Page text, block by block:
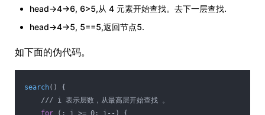
head->4->6, 6>5,从 4 元素开始查找。去下一层查找.
head->4->5, 5==5,返回节点5.
如下面的伪代码。
search() {
/// i 表示层数，从最高层开始查找 。